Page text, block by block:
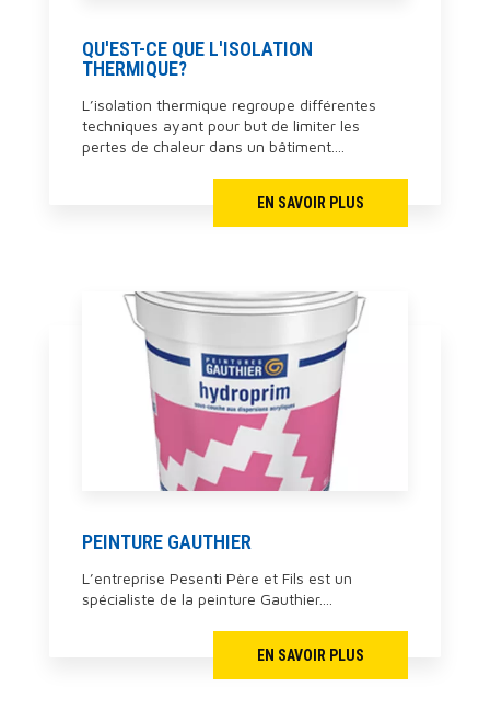
QU'EST-CE QUE L'ISOLATION
THERMIQUE?
L’isolation thermique regroupe différentes
techniques ayant pour but de limiter les
pertes de chaleur dans un bâtiment....
EN SAVOIR PLUS
PEINTURE GAUTHIER
L’entreprise Pesenti Père et Fils est un
spécialiste de la peinture Gauthier....
EN SAVOIR PLUS